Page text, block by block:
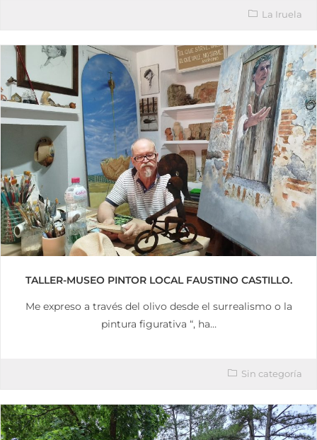
La Iruela
TALLER-MUSEO PINTOR LOCAL FAUSTINO CASTILLO.
Me expreso a través del olivo desde el surrealismo o la
pintura figurativa “, ha…
Sin categoría